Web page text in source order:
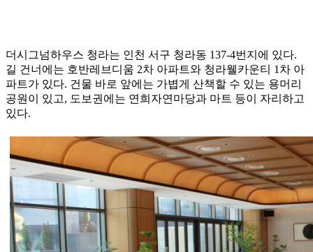
더시그넘하우스 청라는 인천 서구 청라동 137-4번지에 있다.
길 건너에는 호반레브디움 2차 아파트와 청라웰카운티 1차 아
파트가 있다. 건물 바로 앞에는 가볍게 산책할 수 있는 용머리
공원이 있고, 도보권에는 연희자연마당과 마트 등이 자리하고
있다.